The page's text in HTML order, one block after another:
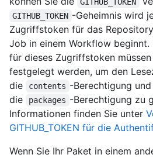
GITHUB_TOKEN -Geheimnis wird
Zugriffstoken für das
Job in einem Workflow beginnt.
für dieses Zugriffstoken
festgelegt werden, um den
die
contents -Berechtigung
die
packages -Berechtigung zu
Informationen finden Sie unter
GITHUB_TOKEN für die
Wenn Sie Ihr Paket in einem